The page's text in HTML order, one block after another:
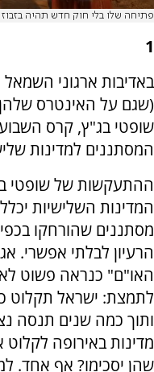
פתיחה שלו בלי חוק חדש תהיה
1
באדיבות ארגוני השמאל
(שגם על האינטרס שלהן
שופטי בג"ץ, קרס
המסתננים למדינות
ההתעקשות של שופטי
המדינות השלישיות
מסתננים שהורחקו
הרעיון לבלתי אפשרי.
האו"ם" כנראה פשוט
ותוך כמה שנים תנסה
שהן יסכימו? אף אחד.